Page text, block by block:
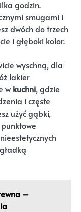
godzin.
smugami i
dwóch do trzech
i głęboki kolor.
wyschną, dla
lakier
w kuchni, gdzie
i częste
użyć gąbki,
–